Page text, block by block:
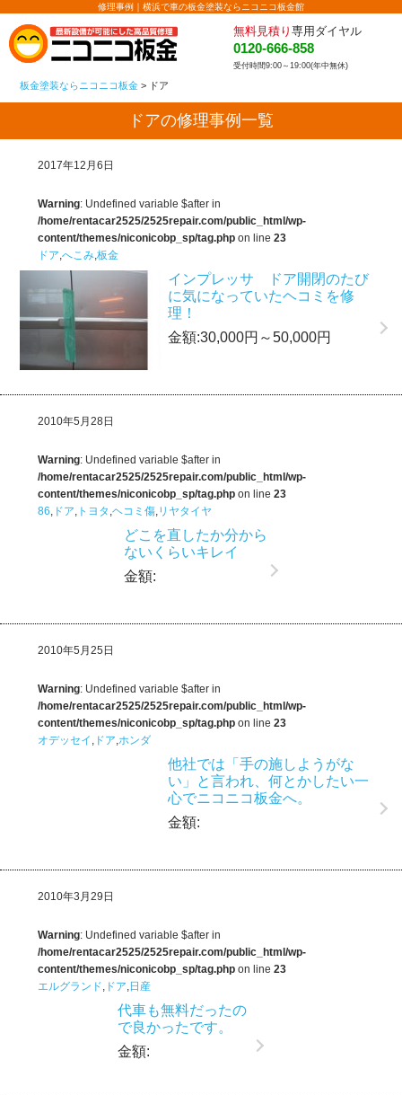
修理事例｜横浜で車の板金塗装ならニコニコ板金館
無料見積り 専用ダイヤル
0120-666-858
受付時間9:00～19:00(年中無休)
板金塗装ならニコニコ板金 > ドア
ドアの修理事例一覧
2017年12月6日
Warning: Undefined variable $after in
/home/rentacar2525/2525repair.com/public_html/wp-
content/themes/niconicobp_sp/tag.php on line23
ドア,へこみ,板金
インプレッサ ドア開閉のたび
に気になっていたヘコミを修
理！
金額:30,000円～50,000円
2010年5月28日
Warning: Undefined variable $after in
/home/rentacar2525/2525repair.com/public_html/wp-
content/themes/niconicobp_sp/tag.php on line23
86, ドア, トヨタ ,ヘコミ傷,リヤタイヤ
どこを直したか分から
ないくらいキレイ
金額:
2010年5月25日
Warning: Undefined variable $after in
/home/rentacar2525/2525repair.com/public_html/wp-
content/themes/niconicobp_sp/tag.php on line23
オデッセイ , ドア,ホンダ
他社では「手の施しようがな
い」と言われ、何とかしたい一
心でニコニコ板金へ。
金額:
2010年3月29日
Warning: Undefined variable $after in
/home/rentacar2525/2525repair.com/public_html/wp-
content/themes/niconicobp_sp/tag.php on line23
エルグランド, ドア,日産
代車も無料だったの
で良かったです。
金額: